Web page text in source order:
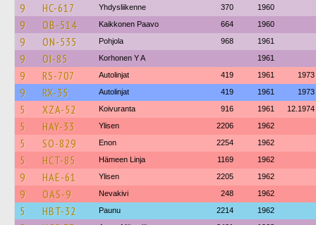
9 HC-617 Yhdysliikenne 370 1960
9 OB-514 Kaikkonen Paavo 664 1960
9 ON-535 Pohjola 968 1961
9 OI-85 Korhonen Y A 1961
9 RS-707 Autolinjat 419 1961 1973
9 RX-35 Autolinjat 419 1961 1973
5 XZA-52 Koivuranta 916 1961 12.1974
5 HAY-33 Ylisen 2206 1962
5 SO-829 Enon 2254 1962
5 HCT-85 Hämeen Linja 1169 1962
9 HAE-61 Ylisen 2205 1962
9 OAS-9 Nevakivi 248 1962
5 HBT-32 Paunu 2214 1962